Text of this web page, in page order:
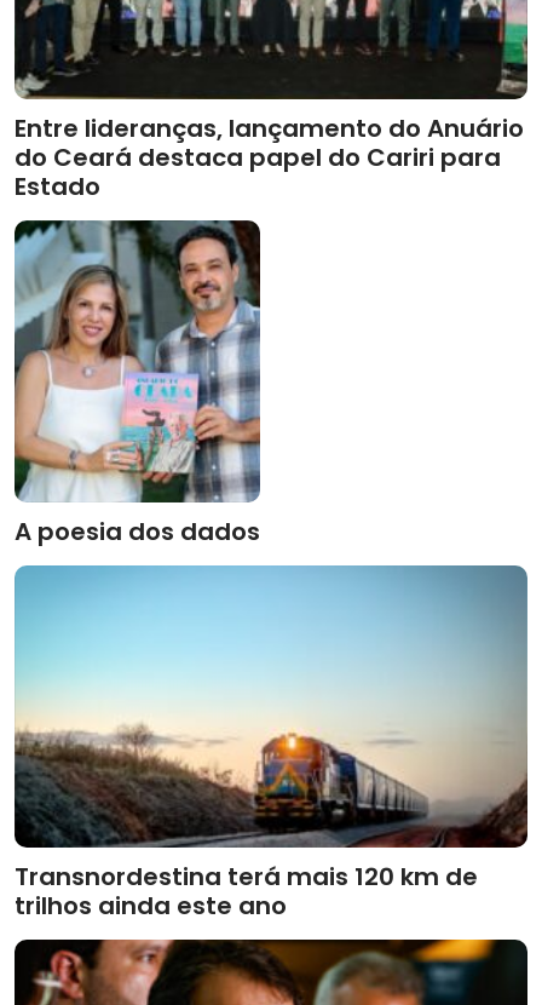
Entre lideranças, lançamento do Anuário
do Ceará destaca papel do Cariri para
Estado
A poesia dos dados
Transnordestina terá mais 120 km de
trilhos ainda este ano